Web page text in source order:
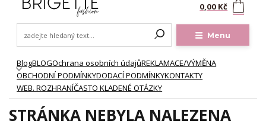
Menu
BlogBLOGOchrana osobních údajůREKLAMACE/VÝMĚNA
OBCHODNÍ PODMÍNKYDODACÍ PODMÍNKYKONTAKTY
WEB. ROZHRANÍČASTO KLADENÉ OTÁZKY
0,00 Kč
STRÁNKA NEBYLA NALEZENA